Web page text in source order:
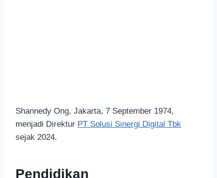
Shannedy Ong, Jakarta, 7 September 1974,
menjadi Direktur PT Solusi Sinergi Digital Tbk
sejak 2024.
Pendidikan